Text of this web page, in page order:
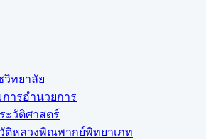
วิทยาลัย
ารอำนวยการ
ะวัติศาสตร์
ติหลวงพิณพากย์พิทยาเภท